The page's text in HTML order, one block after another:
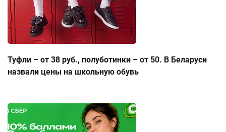
Туфли – от 38 руб., полуботинки – от 50. В Беларуси
назвали цены на школьную обувь